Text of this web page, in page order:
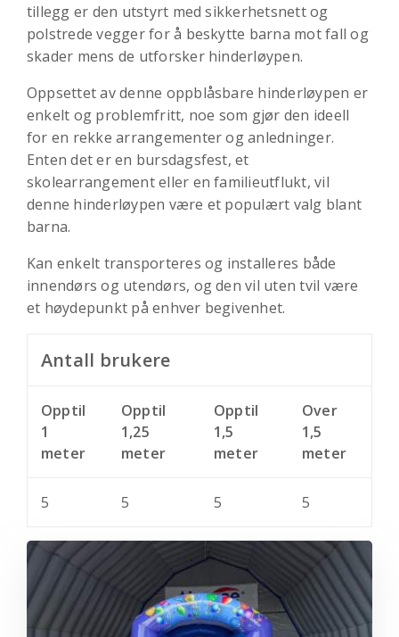
tillegg er den utstyrt med sikkerhetsnett og
polstrede vegger for å beskytte barna mot fall og
skader mens de utforsker hinderløypen.
Oppsettet av denne oppblåsbare hinderløypen er
enkelt og problemfritt, noe som gjør den ideell
for en rekke arrangementer og anledninger.
Enten det er en bursdagsfest, et
skolearrangement eller en familieutflukt, vil
denne hinderløypen være et populært valg blant
barna.
Kan enkelt transporteres og installeres både
innendørs og utendørs, og den vil uten tvil være
et høydepunkt på enhver begivenhet.
Antall brukere
Opptil
1
meter
Opptil
1,25
meter
Opptil
1,5
meter
Over
1,5
meter
5 5 5 5